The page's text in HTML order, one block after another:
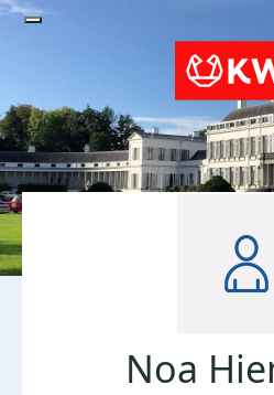
Noa